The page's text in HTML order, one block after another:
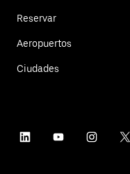
Reservar
Aeropuertos
Ciudades